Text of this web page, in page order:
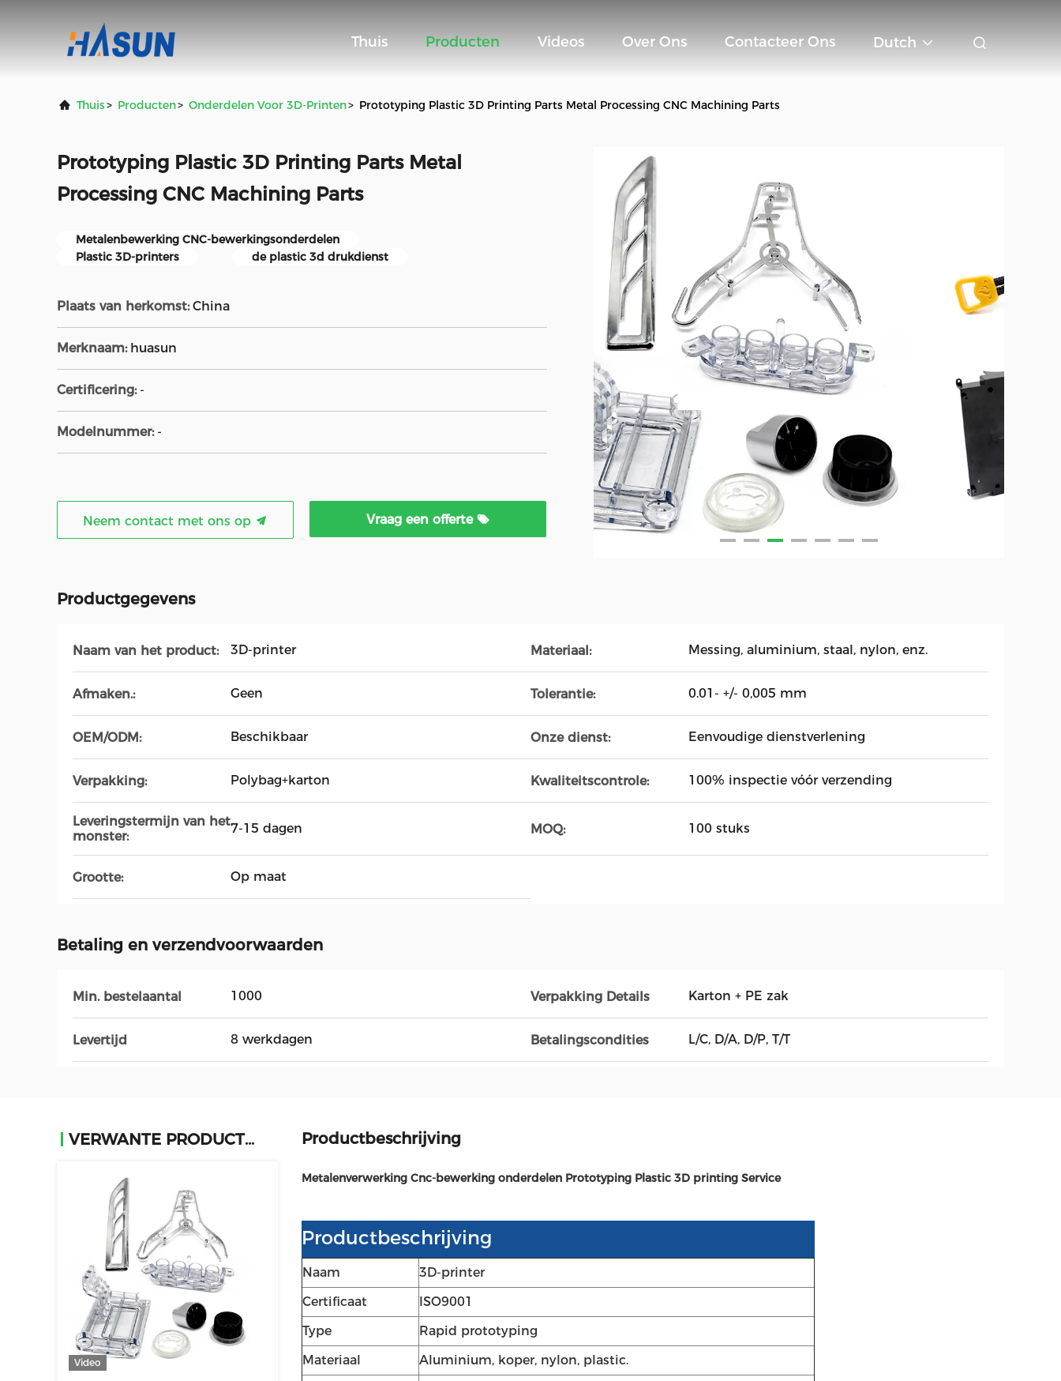
Thuis Producten Videos Over Ons Contacteer Ons Dutch
Thuis> Producten> Onderdelen Voor 3D-Printen> Prototyping Plastic 3D Printing Parts Metal Processing CNC Machining Parts
Prototyping Plastic 3D Printing Parts Metal
Processing CNC Machining Parts
Metalenbewerking CNC-bewerkingsonderdelen
Plastic 3D-printers
de plastic 3d drukdienst
Plaats van herkomst: China
Merknaam: huasun
Certificering: -
Modelnummer: -
Neem contact met ons op Vraag een offerte
Productgegevens
Naam van het product: 3D-printer Materiaal: Messing, aluminium, staal, nylon, enz.
Afmaken.: Geen Tolerantie: 0.01- +/- 0,005 mm
OEM/ODM: Beschikbaar Onze dienst: Eenvoudige dienstverlening
Verpakking: Polybag+karton Kwaliteitscontrole: 100% inspectie vóór verzending
Leveringstermijn van het
monster:
7-15 dagen MOQ: 100 stuks
Grootte: Op maat
Betaling en verzendvoorwaarden
Min. bestelaantal 1000 Verpakking Details Karton + PE zak
Levertijd 8 werkdagen Betalingscondities L/C, D/A, D/P, T/T
VERWANTE PRODUCTEN
Video
Productbeschrijving
Metalenverwerking Cnc-bewerking onderdelen Prototyping Plastic 3D printing Service
Productbeschrijving
Naam
3D-printer
Certificaat
ISO9001
Type
Rapid prototyping
Materiaal
Aluminium, koper, nylon, plastic.